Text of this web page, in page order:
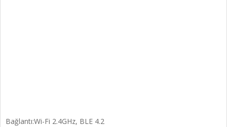
Bağlantı:Wi-Fi 2.4GHz, BLE 4.2